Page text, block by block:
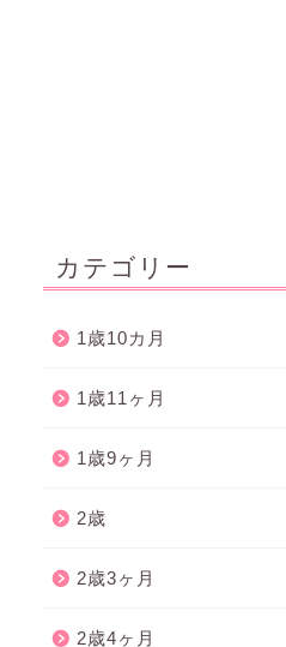
カテゴリー
1歳10カ月
1歳11ヶ月
1歳9ヶ月
2歳
2歳3ヶ月
2歳4ヶ月